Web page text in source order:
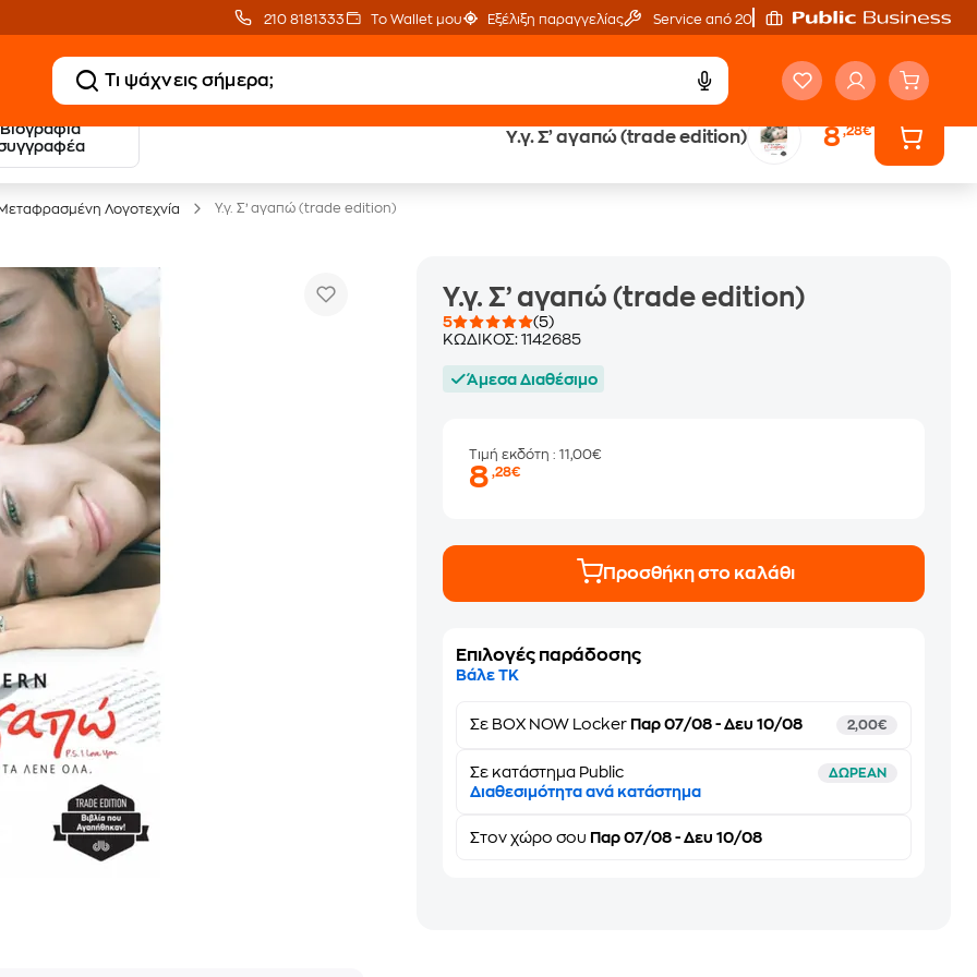
210 8181333 Το Wallet μου Εξέλιξη παραγγελίας Service από 20'
Βιογραφία
Υ.γ. Σ’ αγαπώ (trade edition) 8,28€
20 € Public επιστροφή
με Snappi
Έλα στον κόσμο
Λογοτεχνία Υ.γ. Σ’ αγαπώ (trade edition)
Υ.γ. Σ’ αγαπώ (trade edition)
5
(5)
ΚΩΔΙΚΟΣ:1142685
Άμεσα Διαθέσιμο
Τιμή εκδότη: 11,00€
8,28€
Προσθήκη στο καλάθι
Επιλογές παράδοσης
Βάλε ΤΚ
Σε BOX NOW Locker Παρ 07/08 - Δευ 10/08 2,00€
Σε κατάστημα Public ΔΩΡΕΑΝ
Διαθεσιμότητα ανά κατάστημα
Στονχώρο σου Παρ 07/08 - Δευ 10/08